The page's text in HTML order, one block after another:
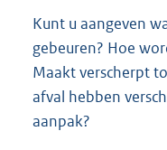
Kunt u aangeven
gebeuren? Hoe
Maakt verscherpt
afval hebben
aanpak?